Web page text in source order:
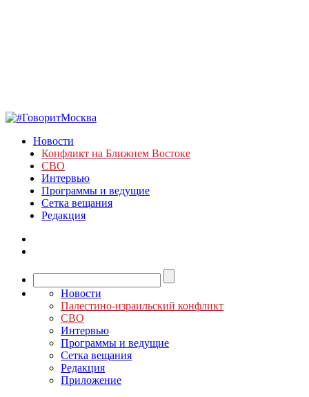
Новости
Конфликт на Ближнем Востоке
СВО
Интервью
Программы и ведущие
Сетка вещания
Редакция
Новости
Палестино-израильский конфликт
СВО
Интервью
Программы и ведущие
Сетка вещания
Редакция
Приложение